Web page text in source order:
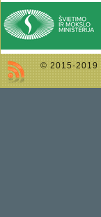
© 2015-2019